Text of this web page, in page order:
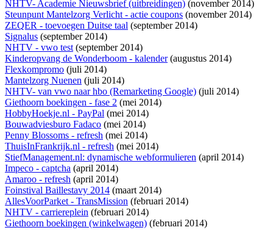
NHTV- Academie Nieuwsbrief (uitbreidingen) (november 2014)
Steunpunt Mantelzorg Verlicht - actie coupons (november 2014)
ZEQER - toevoegen Duitse taal (september 2014)
Signalus (september 2014)
NHTV - vwo test(september 2014)
Kinderopvang de Wonderboom - kalender(augustus 2014)
Flexkompromo (juli 2014)
Mantelzorg Nuenen (juli 2014)
NHTV- van vwo naar hbo (Remarketing Google) (juli 2014)
Giethoorn boekingen - fase 2 (mei 2014)
HobbyHoekje.nl - PayPal (mei 2014)
Bouwadviesburo Fadaco (mei 2014)
Penny Blossoms - refresh (mei 2014)
ThuisInFrankrijk.nl - refresh (mei 2014)
StiefManagement.nl: dynamische webformulieren (april 2014)
Impeco - captcha (april 2014)
Amaroo - refresh (april 2014)
Foinstival Baillestavy 2014 (maart 2014)
AllesVoorParket - TransMission (februari 2014)
NHTV - carriereplein (februari 2014)
Giethoorn boekingen (winkelwagen) (februari 2014)